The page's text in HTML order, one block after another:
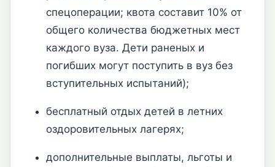
спецоперации; квота составит 10% от
общего количества бюджетных мест
каждого вуза. Дети раненых и
погибших могут поступить в вуз без
вступительных испытаний);
бесплатный отдых детей в летних
оздоровительных лагерях;
дополнительные выплаты, льготы и